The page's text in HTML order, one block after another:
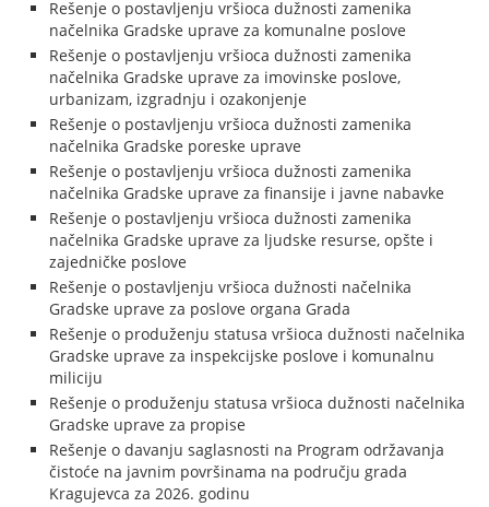
Rešenje o postavljenju vršioca dužnosti zamenika
načelnika Gradske uprave za komunalne poslove
Rešenje o postavljenju vršioca dužnosti zamenika
načelnika Gradske uprave za imovinske poslove,
urbanizam, izgradnju i ozakonjenje
Rešenje o postavljenju vršioca dužnosti zamenika
načelnika Gradske poreske uprave
Rešenje o postavljenju vršioca dužnosti zamenika
načelnika Gradske uprave za finansije i javne nabavke
Rešenje o postavljenju vršioca dužnosti zamenika
načelnika Gradske uprave za ljudske resurse, opšte i
zajedničke poslove
Rešenje o postavljenju vršioca dužnosti načelnika
Gradske uprave za poslove organa Grada
Rešenje o produženju statusa vršioca dužnosti načelnika
Gradske uprave za inspekcijske poslove i komunalnu
miliciju
Rešenje o produženju statusa vršioca dužnosti načelnika
Gradske uprave za propise
Rešenje o davanju saglasnosti na Program održavanja
čistoće na javnim površinama na području grada
Kragujevca za 2026. godinu